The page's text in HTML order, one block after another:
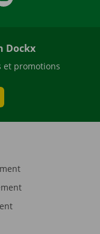
Dockx
et promotions